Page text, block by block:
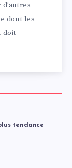
dont les
doit
tendance